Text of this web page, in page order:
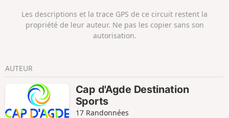
Les descriptions et la trace GPS de ce circuit restent la
propriété de leur auteur. Ne pas les copier sans son
autorisation.
AUTEUR
Cap d'Agde Destination
Sports
17 Randonnées